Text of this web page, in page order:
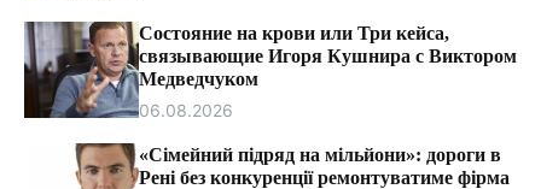
Состояние на крови или Три кейса,
связывающие Игоря Кушнира с Виктором
Медведчуком
06.08.2026
«Сімейний підряд на мільйони»: дороги в
Рені без конкуренції ремонтуватиме фірма